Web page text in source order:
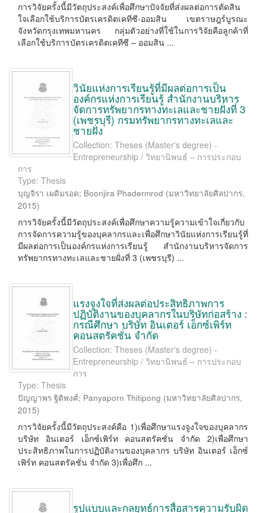
การวิจัยครั้งนี้มีวัตถุประสงค์เพื่อศึกษาปัจจัยที่ส่งผลต่อการตัดสิน
ใจเลือกใช้บริการบัตรเครดิตเคทีซี-ออมสิน เขตราษฎร์บูรณะ
จังหวัดกรุงเทพมหานคร กลุ่มตัวอย่างที่ใช้ในการวิจัยคือลูกค้าที่
เลือกใช้บริการบัตรเครดิตเคทีซี – ออมสิน ...
วินัยแห่งการเรียนรู้ที่มีผลต่อการเป็น
องค์กรแห่งการเรียนรู้ สำนักงานบริหาร
จัดการทรัพยากรทางทะเลและชายฝั่งที่ 3
(เพชรบุรี) กรมทรัพยากรทางทะเลและ
ชายฝั่ง
Collection: Theses (Master's degree) -
Entrepreneurship / วิทยานิพนธ์ – การประกอบ
การ
Type: Thesis
บุญจิรา เผดิมรอด; Boonjira Phadermrod (มหาวิทยาลัยศิลปากร,
2015)
การวิจัยครั้งนี้มีวัตถุประสงค์เพื่อศึกษาความรู้ความเข้าใจเกี่ยวกับ
การจัดการความรู้ของบุคลากรและเพื่อศึกษาวินัยแห่งการเรียนรู้ที่
มีผลต่อการเป็นองค์กรแห่งการเรียนรู้ สำนักงานบริหารจัดการ
ทรัพยากรทางทะเลและชายฝั่งที่ 3 (เพชรบุรี) ...
แรงจูงใจที่ส่งผลต่อประสิทธิภาพการ
ปฏิบัติงานของบุคลากรในบริษัทก่อสร้าง :
กรณีศึกษา บริษัท อินเตอร์ เอ็กซ์เพิร์ท
คอนสตรัคชั่น จำกัด
Collection: Theses (Master's degree) -
Entrepreneurship / วิทยานิพนธ์ – การประกอบ
การ
Type: Thesis
ปัญญาพร ฐิติพงศ์; Panyaporn Thitipong (มหาวิทยาลัยศิลปากร,
2015)
การวิจัยครั้งนี้มีวัตถุประสงค์คือ 1)เพื่อศึกษาแรงจูงใจของบุคลากร
บริษัท อินเตอร์ เอ็กซ์เพิร์ท คอนสตรัคชั่น จำกัด 2)เพื่อศึกษา
ประสิทธิภาพในการปฏิบัติงานของบุคลากร บริษัท อินเตอร์ เอ็กซ์
เพิร์ท คอนสตรัคชั่น จำกัด 3)เพื่อศึก ...
รูปแบบและกลยุทธ์การสื่อสารความรับผิด